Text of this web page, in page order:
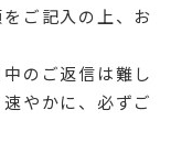
ご記入の上、お
のご返信は難し
やかに、必ずご